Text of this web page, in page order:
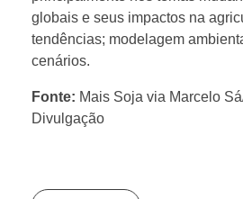
globais e seus impactos na
tendências; modelagem
cenários.
Fonte: Mais Soja via Marcelo
Divulgação